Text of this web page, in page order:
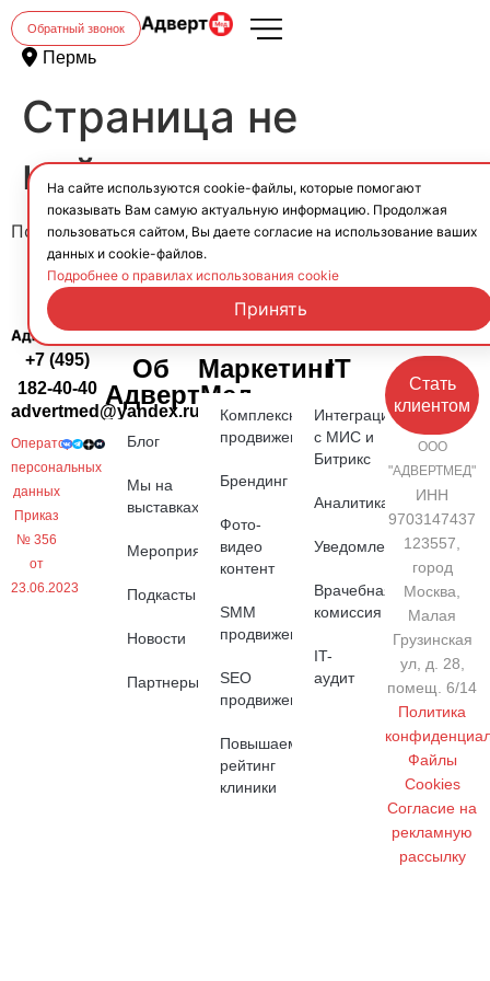
Обратный звонок
Пермь
Страница не
найдена.
Похоже, здесь ничего не найдено.
+7 (495)
182-40-40
advertmed@yandex.ru
Оператор
персональных
данных
Приказ
№ 356
от
23.06.2023
Об
АдвертМед
Блог
Мы на
выставках
Мероприятия
Подкасты
Новости
Партнеры
Маркетинг
Комплексное
продвижение
Брендинг
Фото-
видео
контент
SMM
продвижение
SEO
продвижение
Повышаем
рейтинг
клиники
IT
Интеграция
с МИС и
Битрикс
Аналитика
Уведомления
Врачебная
комиссия
IT-
аудит
Стать
клиентом
ООО
"АДВЕРТМЕД"
ИНН
9703147437
123557,
город
Москва,
Малая
Грузинская
ул, д. 28,
помещ. 6/14
Политика
Файлы
Cookies
Cогласие на
рекламную
рассылку
На сайте используются cookie-файлы, которые помогают
показывать Вам самую актуальную информацию. Продолжая
пользоваться сайтом, Вы даете согласие на использование ваших
данных и cookie-файлов.
Подробнее о правилах использования cookie
Принять